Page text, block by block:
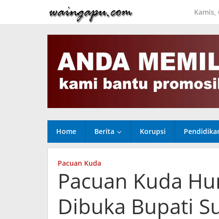
konten
Kamis,
Home Berita Korupsi
Pacuan Kuda
Pacuan Kuda
Dibuka Bupati